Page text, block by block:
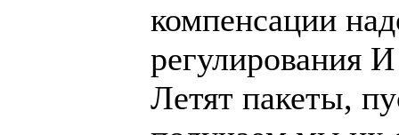
компенсации
регулирования
Летят пакеты,